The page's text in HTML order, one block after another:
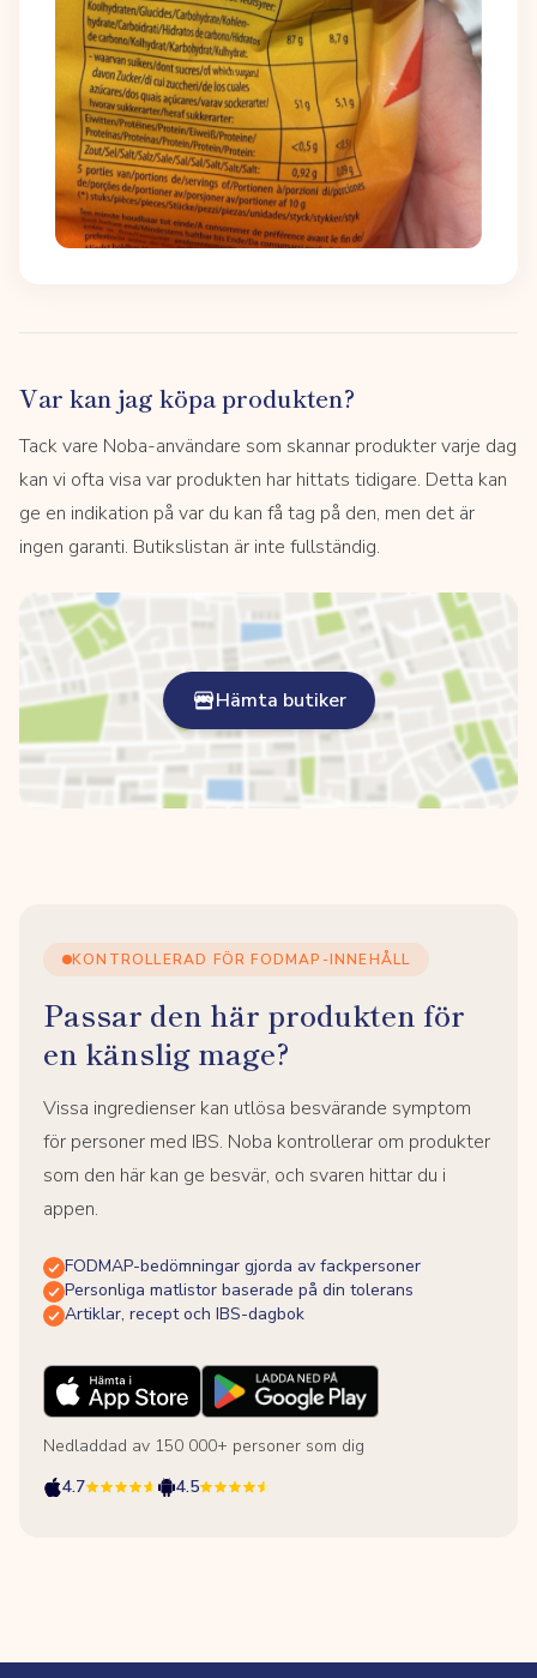
Var kan jag köpa produkten?
Tack vare Noba-användare som skannar produkter varje dag
kan vi ofta visa var produkten har hittats tidigare. Detta kan
ge en indikation på var du kan få tag på den, men det är
ingen garanti. Butikslistan är inte fullständig.
Hämta butiker
KONTROLLERAD FÖR FODMAP-INNEHÅLL
Passar den här produkten för
en känslig mage?
Vissa ingredienser kan utlösa besvärande symptom
för personer med IBS. Noba kontrollerar om produkter
som den här kan ge besvär, och svaren hittar du i
appen.
FODMAP-bedömningar gjorda av fackpersoner
Personliga matlistor baserade på din tolerans
Artiklar, recept och IBS-dagbok
Nedladdad av 150 000+ personer som dig
4.7
4.5